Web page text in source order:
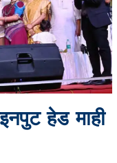
हेड माही